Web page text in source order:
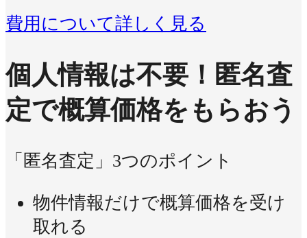
費用について詳しく見る
個人情報は不要！ 匿名査
定で概算価格をもらおう
「匿名査定」3つのポイント
物件情報だけで概算価格を受け
取れる